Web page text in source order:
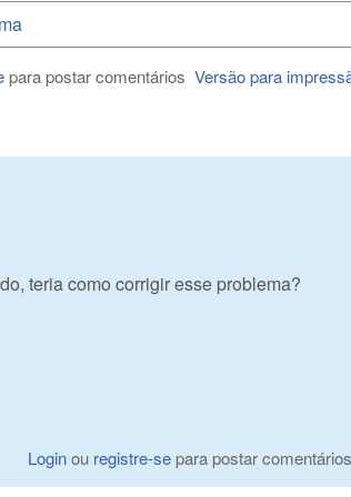
Versão para
para postar comentários
teria como corrigir esse problema?
Loginou registre-separa postar comentários